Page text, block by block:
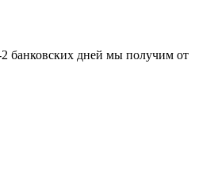
банковских дней мы получим от